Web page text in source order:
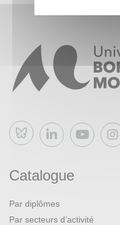
Bluesky
Catalogue
Par diplômes
Par secteurs d’activité